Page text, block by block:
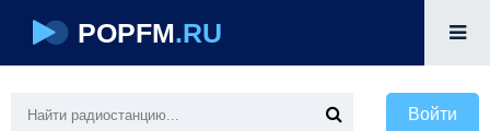
POPFM.RU
Войти